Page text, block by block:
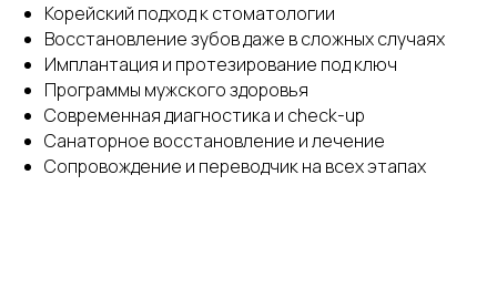
Корейский подход к стоматологии
Восстановление зубов даже в сложных случаях
Имплантация и протезирование под ключ
Программы мужского здоровья
Современная диагностика и check-up
Санаторное восстановление и лечение
Сопровождение и переводчик на всех этапах